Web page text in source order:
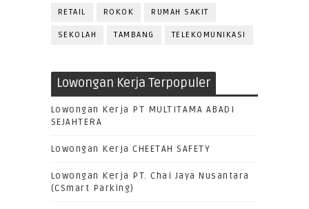
RETAIL ROKOK RUMAH SAKIT
SEKOLAH TAMBANG TELEKOMUNIKASI
Lowongan Kerja Terpopuler
Lowongan Kerja PT MULTITAMA ABADI
SEJAHTERA
Lowongan Kerja CHEETAH SAFETY
Lowongan Kerja PT. Chai Jaya Nusantara
(CSmart Parking)